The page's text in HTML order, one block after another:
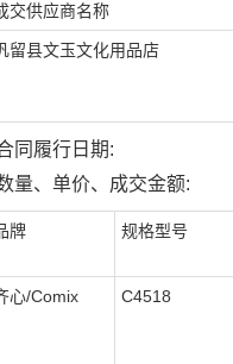
交供应商名称
留县文玉文化用品店
同履行日期:
量、单价、成交金额:
牌 规格型号
心/Comix C4518